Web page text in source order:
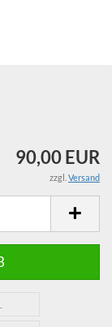
90,00 EUR
zzgl. Versand